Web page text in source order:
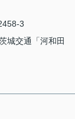
3
城交通「河和田